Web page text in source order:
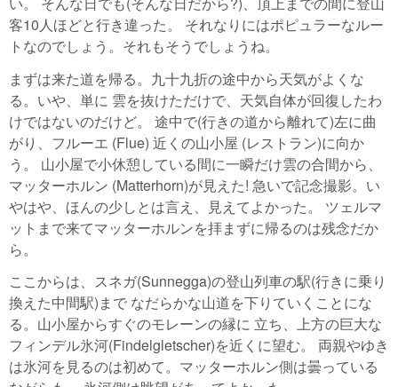
客10人ほどと行き違った。 それなりにはポピュラーなルー
トなのでしょう。それもそうでしょうね。
まずは来た道を帰る。九十九折の途中から天気がよくな
る。いや、単に 雲を抜けただけで、天気自体が回復したわ
けではないのだけど。 途中で(行きの道から離れて)左に曲
がり、フルーエ (Flue) 近くの山小屋 (レストラン)に向か
う。 山小屋で小休憩している間に一瞬だけ雲の合間から、
マッターホルン (Matterhorn)が見えた! 急いで記念撮影。い
やはや、ほんの少しとは言え、見えてよかった。 ツェルマ
ットまで来てマッターホルンを拝まずに帰るのは残念だか
ら。
ここからは、スネガ(Sunnegga)の登山列車の駅(行きに乗り
換えた中間駅)まで なだらかな山道を下りていくことにな
る。山小屋からすぐのモレーンの縁に 立ち、上方の巨大な
フィンデル氷河(Findelgletscher)を近くに望む。 両親やゆき
は氷河を見るのは初めて。マッターホルン側は曇っている